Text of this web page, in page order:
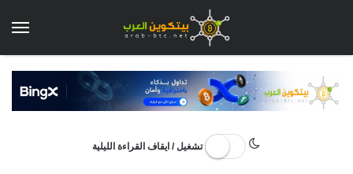
تشغيل / ايقاف القراءة الليلية